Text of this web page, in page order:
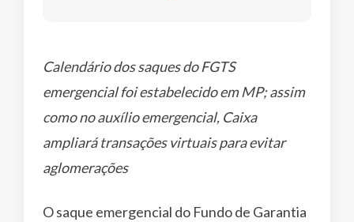
Calendário dos saques do FGTS
emergencial foi estabelecido em MP; assim
como no auxílio emergencial, Caixa
ampliará transações virtuais para evitar
aglomerações
O saque emergencial do Fundo de Garantia